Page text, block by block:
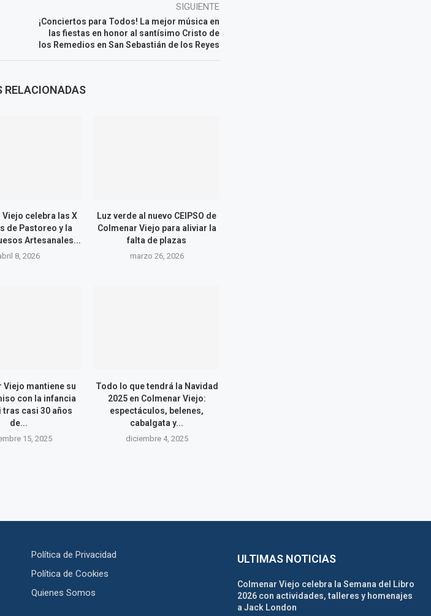
SIGUIENTE
¡Conciertos para Todos! La mejor música en
las fiestas en honor al santísimo Cristo de
los Remedios en San Sebastián de los Reyes
RELACIONADAS
Viejo celebra las X
de Pastoreo y la
Artesanales...
8, 2026
Luz verde al nuevo CEIPSO de
Colmenar Viejo para aliviar la
falta de plazas
marzo 26, 2026
Viejo mantiene su
con la infancia
tras casi 30 años
de...
15, 2025
Todo lo que tendrá la Navidad
2025 en Colmenar Viejo:
espectáculos, belenes,
cabalgata y...
diciembre 4, 2025
Política de Privacidad
Política de Cookies
Quienes Somos
ULTIMAS NOTICIAS
Colmenar Viejo celebra la Semana del Libro
2026 con actividades, talleres y homenajes
a Jack London